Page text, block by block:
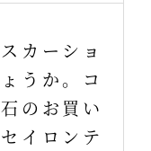
カーショ
うか。コ
のお買い
イロンテ